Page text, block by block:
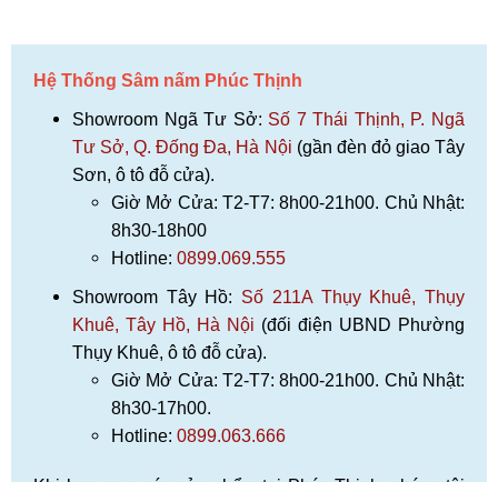
Hệ Thống Sâm nấm Phúc Thịnh
Showroom Ngã Tư Sở: Số 7 Thái Thịnh, P. Ngã
Tư Sở, Q. Đống Đa, Hà Nội (gần đèn đỏ giao Tây
Sơn, ô tô đỗ cửa).
Giờ Mở Cửa: T2-T7: 8h00-21h00. Chủ Nhật:
8h30-18h00
Hotline: 0899.069.555
Showroom Tây Hồ: Số 211A Thụy Khuê, Thụy
Khuê, Tây Hồ, Hà Nội (đối điện UBND Phường
Thụy Khuê, ô tô đỗ cửa).
Giờ Mở Cửa: T2-T7: 8h00-21h00. Chủ Nhật:
8h30-17h00.
Hotline: 0899.063.666